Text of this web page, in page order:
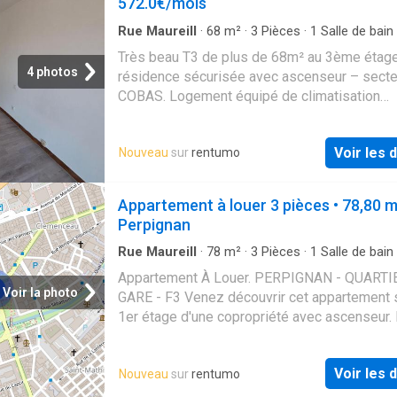
euros pour état des lieux ( soit 2,52 euros/m²
Vous pouvez consulter les barèmes
l’adresse suivante
4 photos
Rue Maureill · 68 m² · 3 Pièces · 1 Salle de bain
Très beau T3 de plus de 68m² au 3ème
résidence sécurisée avec ascenseur –
COBAS. Logement équipé de climatisation
de bus, MAS GUERIDO, grands axes. A voir!.
de 655,00 euros par mois charges
83,00 euros par mois de provision pour
charge locataire sont de 572,00 euros ( soit
euros/m² ) dont 115,00 euros pour état des
soit 1,67 euros/m² ). Vous pouvez consulter
barèmes d’honoraires à l’adresse suivante
Nouveau surrentumo Voir les
Voir la photo
Appartement à louer 3 pièces • 78,80
Perpignan
Rue Maureill · 78 m² · 3 Pièces · 1 Salle de bain
·
Cuisine équipée·Climatisation
Appartement À Louer. PERPIGNAN -
GARE - F3 Venez découvrir cet appartement
1er étage d'une copropriété avec ascenseur.
avec un grand balcon, d'une cuisine
indépendante avec un balcon, d'un wc
Nouveau surrentumo Voir les